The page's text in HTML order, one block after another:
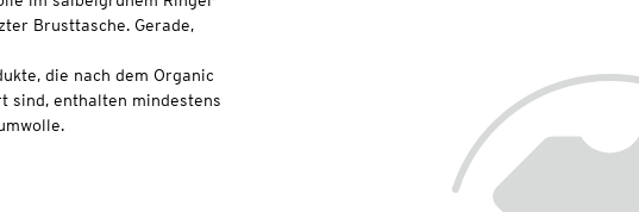
Brusttasche. Gerade,
die nach dem Organic
sind, enthalten mindestens